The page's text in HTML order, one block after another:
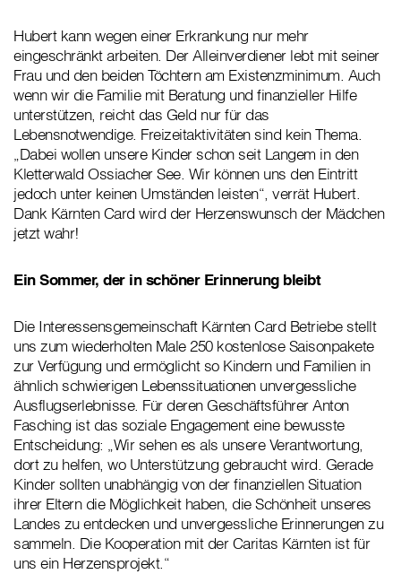
Hubert kann wegen einer Erkrankung nur mehr
eingeschränkt arbeiten. Der Alleinverdiener lebt mit seiner
Frau und den beiden Töchtern am Existenzminimum. Auch
wenn wir die Familie mit Beratung und finanzieller Hilfe
unterstützen, reicht das Geld nur für das
Lebensnotwendige. Freizeitaktivitäten sind kein Thema.
„Dabei wollen unsere Kinder schon seit Langem in den
Kletterwald Ossiacher See. Wir können uns den Eintritt
jedoch unter keinen Umständen leisten“, verrät Hubert.
Dank Kärnten Card wird der Herzenswunsch der Mädchen
jetzt wahr!
Ein Sommer, der in schöner Erinnerung bleibt
Die Interessensgemeinschaft Kärnten Card Betriebe stellt
uns zum wiederholten Male 250 kostenlose Saisonpakete
zur Verfügung und ermöglicht so Kindern und Familien in
ähnlich schwierigen Lebenssituationen unvergessliche
Ausflugserlebnisse. Für deren Geschäftsführer Anton
Fasching ist das soziale Engagement eine bewusste
Entscheidung: „Wir sehen es als unsere Verantwortung,
dort zu helfen, wo Unterstützung gebraucht wird. Gerade
Kinder sollten unabhängig von der finanziellen Situation
ihrer Eltern die Möglichkeit haben, die Schönheit unseres
Landes zu entdecken und unvergessliche Erinnerungen zu
sammeln. Die Kooperation mit der Caritas Kärnten ist für
uns ein Herzensprojekt.“